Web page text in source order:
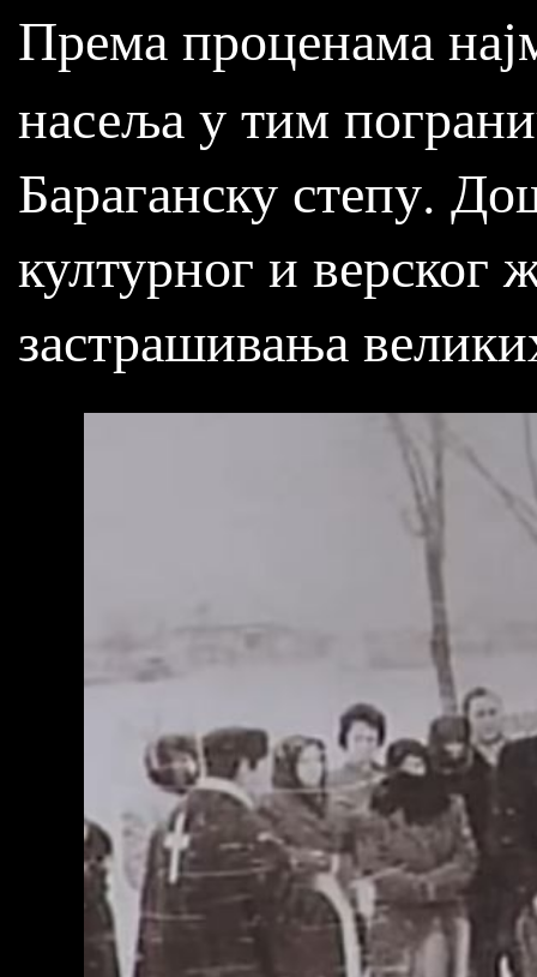
Према проценама
насеља у тим
Бараганску степу.
културног и верског
застрашивања